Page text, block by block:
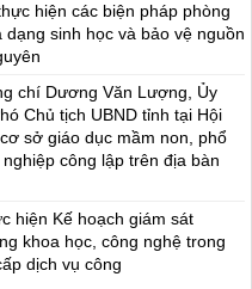
hiện các biện pháp phòng
sinh học và bảo vệ nguồn
chí Dương Văn Lượng, Ủy
Chủ tịch UBND tỉnh tại Hội
sở giáo dục mầm non, phổ
công lập trên địa bàn
hiện Kế hoạch giám sát
khoa học, công nghệ trong
dịch vụ công